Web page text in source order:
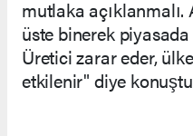
mutlaka
üste binerek piyasada
Üretici zarar eder,
etkilenir" diye